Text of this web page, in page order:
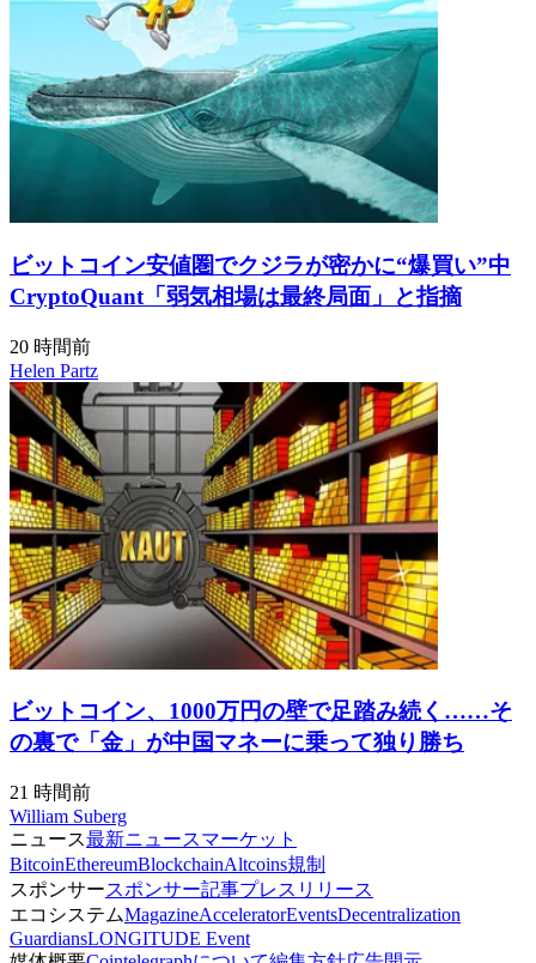
ビットコイン安値圏でクジラが密かに“爆買い”中
CryptoQuant「弱気相場は最終局面」と指摘
20 時間前
Helen Partz
ビットコイン、1000万円の壁で足踏み続く……そ
の裏で「金」が中国マネーに乗って独り勝ち
21 時間前
William Suberg
ニュース最新ニュースマーケット
BitcoinEthereumBlockchainAltcoins規制
スポンサースポンサー記事プレスリリース
エコシステムMagazineAcceleratorEventsDecentralization
GuardiansLONGITUDE Event